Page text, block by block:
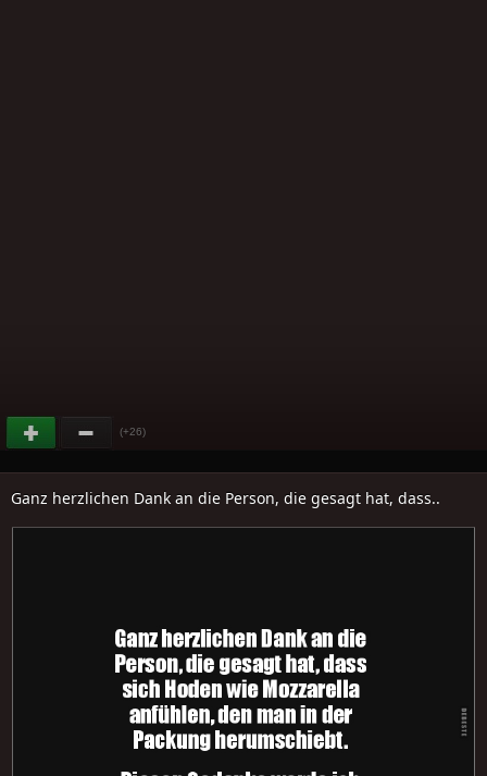
(+26)
Ganz herzlichen Dank an die Person, die gesagt hat, dass..